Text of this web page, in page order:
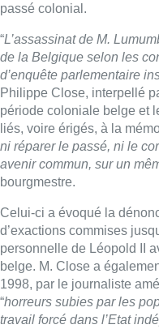
passé colonial.
“L’assassinat de M.
de la Belgique selon les
d’enquête parlementaire
Philippe Close, interpellé
période coloniale belge et
liés, voire érigés, à la
ni réparer le passé, ni le
avenir commun, sur un
bourgmestre.
Celui-ci a évoqué la
d’exactions commises
personnelle de Léopold II
belge. M. Close a
1998, par le journaliste
“horreurs subies par les
travail forcé dans l’Etat